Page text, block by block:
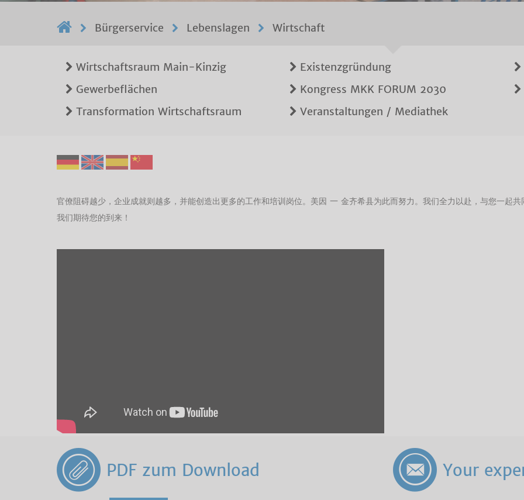
Bürgerservice Lebenslagen Wirtschaft
Wirtschaftsraum Main-Kinzig Existenzgründung
Gewerbeflächen
Kongress MKK FORUM 2030
Transformation Wirtschaftsraum
Veranstaltungen / Mediathek
官僚阻碍越少，企业成就则越多，并能创造出更多的工作和培训岗位。美因 — 金齐希县为此而努力。我们全力以赴，与您一起
我们期待您的到来！
PDF zum Download Your